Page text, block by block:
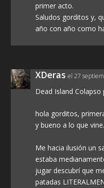
primer acto.
Saludos gorditos y,
año con año como
XDeras el 27
Dead Island Colapso
hola gorditos,
y bueno a lo que vine.
Me hacia ilusión un
estaba
jugar descubrí que
patadas